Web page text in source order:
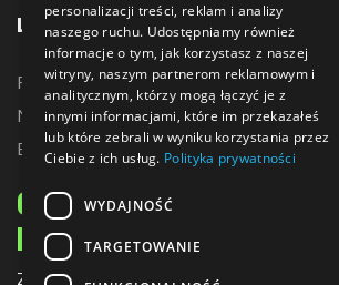
LINKI
Promocje
Nowe produkty
Bestsellery
ODBIERZ 10% ZNIŻKI
NA PIERWSZE ZAKUPY
Zapisz się do naszego newslettera
personalizacji treści, reklam i analizy
naszego ruchu. Udostępniamy również
informacje o tym, jak korzystasz z naszej
witryny, naszym partnerom reklamowym i
analitycznym, którzy mogą łączyć je z
innymi informacjami, które im przekazałeś
lub które zebrali w wyniku korzystania przez
Ciebie z ich usług. Polityka prywatności
WYDAJNOŚĆ
TARGETOWANIE